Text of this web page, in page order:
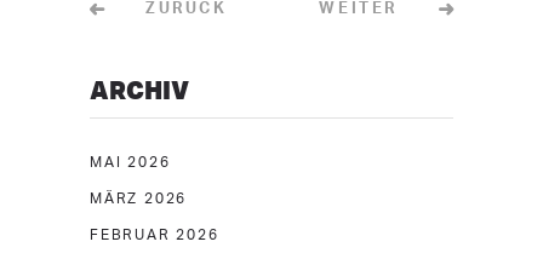
ZURÜCK WEITER
ARCHIV
MAI 2026
MÄRZ 2026
FEBRUAR 2026